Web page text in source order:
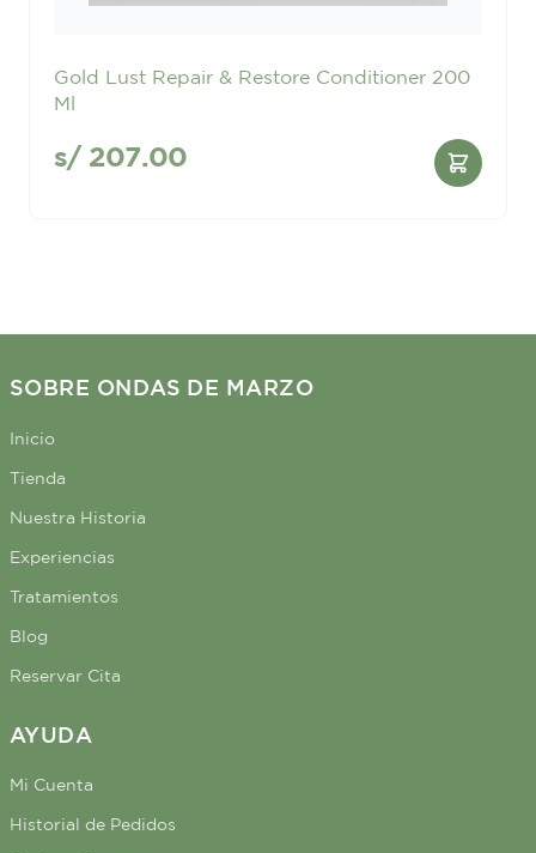
Gold Lust Repair & Restore Conditioner 200
Ml
s/207.00
SOBRE ONDAS DE MARZO
Inicio
Tienda
Nuestra Historia
Experiencias
Tratamientos
Blog
Reservar Cita
AYUDA
Mi Cuenta
Historial de Pedidos